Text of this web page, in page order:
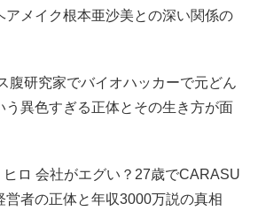
アメイク根本亜沙美との深い関係の
腹研究家でバイオハッカーで元どん
う異色すぎる正体とその生き方が面
ロ 会社がエグい？27歳でCARASU
営者の正体と年収3000万説の真相